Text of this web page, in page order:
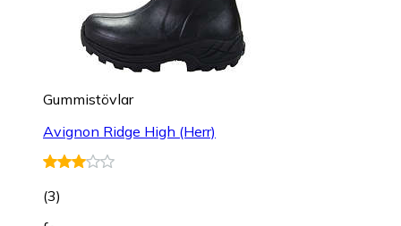
Gummistövlar
Avignon Ridge High (Herr)
(3)